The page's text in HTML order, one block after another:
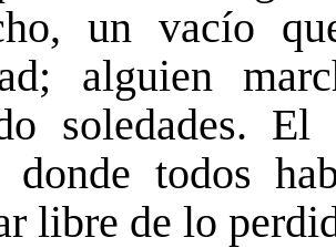
un vacío
alguien
soledades.
donde todos
libre de lo